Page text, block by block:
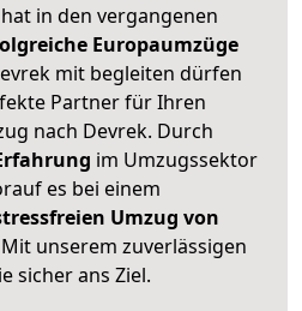
in den vergangenen
Europaumzüge
mit begleiten dürfen
Partner für Ihren
nach Devrek. Durch
im Umzugssektor
es bei einem
Umzug von
unserem zuverlässigen
sicher ans Ziel.